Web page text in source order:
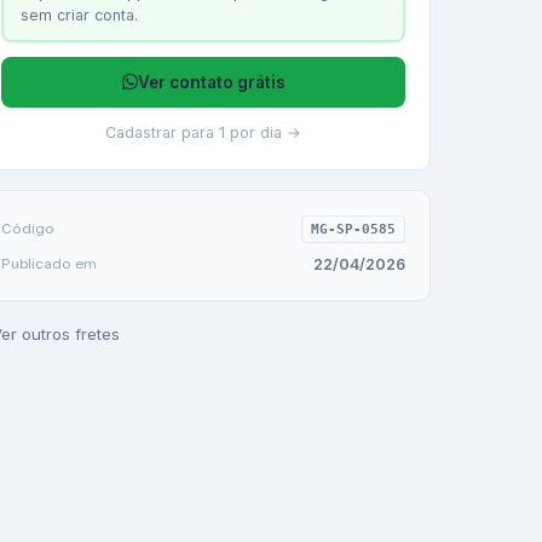
sem criar conta.
Ver contato grátis
Cadastrar para 1 por dia →
Código MG-SP-0585
Publicado em 22/04/2026
outros fretes